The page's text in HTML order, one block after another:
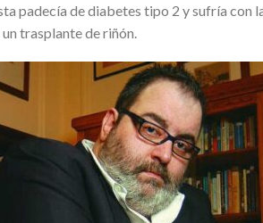
padecía de diabetes tipo 2 y sufría con
trasplante de riñón.